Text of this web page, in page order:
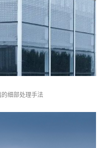
细部处理手法